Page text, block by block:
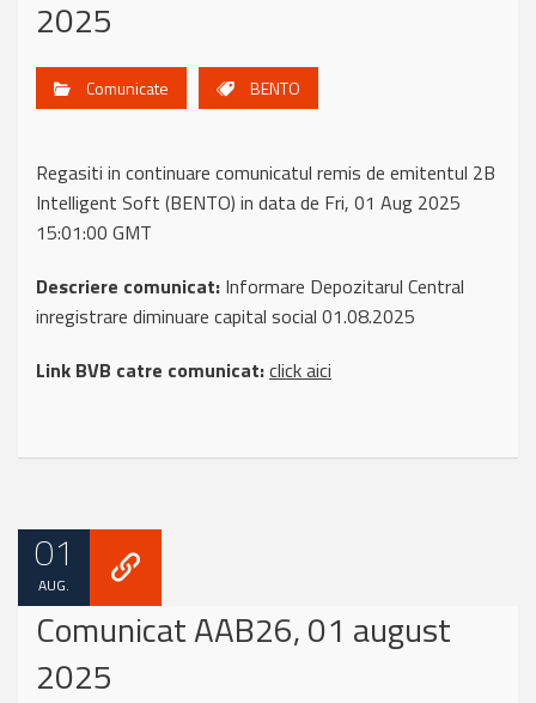
2025
Comunicate BENTO
Regasiti in continuare comunicatul remis de emitentul 2B
Intelligent Soft (BENTO) in data de Fri, 01 Aug 2025
15:01:00 GMT
Descriere comunicat: Informare Depozitarul Central
inregistrare diminuare capital social 01.08.2025
Link BVB catre comunicat:click aici
01
AUG.
Comunicat AAB26, 01 august
2025